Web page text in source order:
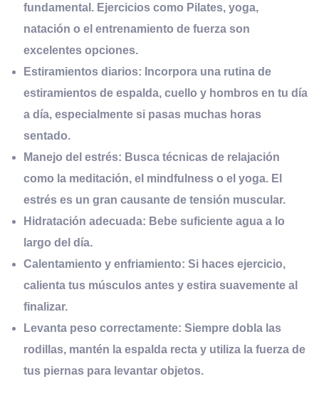
fundamental. Ejercicios como Pilates, yoga,
natación o el entrenamiento de fuerza son
excelentes opciones.
Estiramientosd iarios: Incorpora una rutina de
estiramientos de espalda, cuello y hombros en tu día
a día, especialmente si pasas muchas horas
sentado.
Manejo delestrés: Busca técnicas de relajación
como la meditación, el mindfulness o el yoga. El
estrés es un gran causante de tensión muscular.
Hidrataciónadecuada: Bebe suficiente agua a lo
largo del día.
Calentamiento yenfriamiento: Si haces ejercicio,
calienta tus músculos antes y estira suavemente al
finalizar.
Levanta pesocorrectamente: Siempre dobla las
rodillas, mantén la espalda recta y utiliza la fuerza de
tus piernas para levantar objetos.